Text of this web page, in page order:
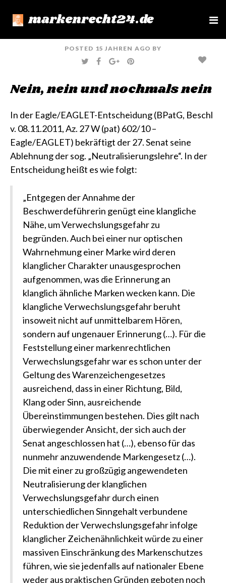
markenrecht24.de
e
POSTED 15 JAHREN AGO BY
T
W
E
F
A
O
G
O
L
E
P
I
R
Nein, nein und nochmals nein
In der Eagle/EAGLET-Entscheidung(BPatG, Beschl
v. 08.11.2011, Az. 27 W (pat) 602/10 –
Eagle/EAGLET) bekräftigt der 27. Senat seine
Ablehnung der sog. „Neutralisierungslehre“. In der
Entscheidung heißt es wie folgt:
„Entgegen der Annahme der
Beschwerdeführerin genügt eine klangliche
Nähe, um Verwechslungsgefahr zu
begründen. Auch bei einer nur optischen
Wahrnehmung einer Marke wird deren
klanglicher Charakter unausgesprochen
aufgenommen, was die Erinnerung an
klanglich ähnliche Marken wecken kann. Die
klangliche Verwechslungsgefahr beruht
insoweit nicht auf unmittelbarem Hören,
sondern auf ungenauer Erinnerung (…). Für die
Feststellung einer markenrechtlichen
Verwechslungsgefahr war es schon unter der
Geltung des Warenzeichengesetzes
ausreichend, dass in einer Richtung, Bild,
Klang oder Sinn, ausreichende
Übereinstimmungen bestehen. Dies gilt nach
überwiegender Ansicht, der sich auch der
Senat angeschlossen hat (…), ebenso für das
nunmehr anzuwendende Markengesetz (…).
Die mit einer zu großzügig angewendeten
Neutralisierung der klanglichen
Verwechslungsgefahr durch einen
unterschiedlichen Sinngehalt verbundene
Reduktion der Verwechslungsgefahr infolge
klanglicher Zeichenähnlichkeit würde zu einer
massiven Einschränkung des Markenschutzes
führen, wie sie jedenfalls auf nationaler Ebene
weder aus praktischen Gründen geboten noch